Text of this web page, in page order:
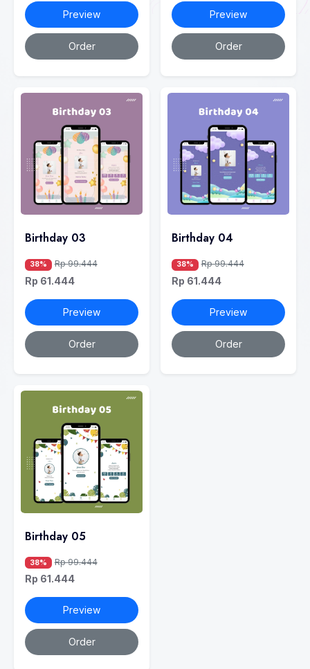
Preview
Order
Preview
Order
Birthday 03
38% Rp 99.444
Rp 61.444
Preview
Order
Birthday 04
38% Rp 99.444
Rp 61.444
Preview
Order
Birthday 05
38% Rp 99.444
Rp 61.444
Preview
Order